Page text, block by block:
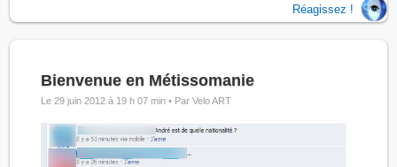
Réagissez !
Bienvenue en Métissomanie
Le 29 juin 2012 à 19 h 07 min • Par Velo ART